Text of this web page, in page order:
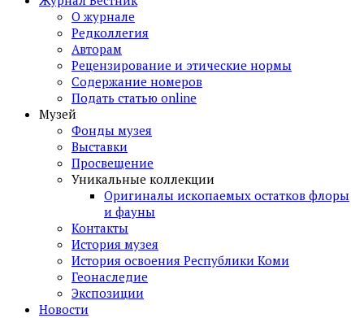
О журнале
Редколлегия
Авторам
Рецензирование и этические нормы
Содержание номеров
Подать статью online
Музей
Фонды музея
Выставки
Просвещение
Уникальные коллекции
Оригиналы ископаемых остатков флоры
и фауны
Контакты
История музея
История освоения Республики Коми
Геонаследие
Экспозиции
Новости